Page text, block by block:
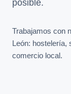
posible.
Trabajamos con
León: hostelería,
comercio local.